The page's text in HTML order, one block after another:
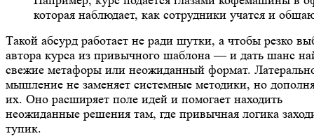
которая наблюдает, как сотрудники учатся и
Такой абсурд работает не ради шутки, а чтобы резко
автора курса из привычного шаблона — и дать шанс
свежие метафоры или неожиданный формат.
мышление не заменяет системные методики, но
их. Оно расширяет поле идей и помогает находить
неожиданные решения там, где привычная логика
тупик.